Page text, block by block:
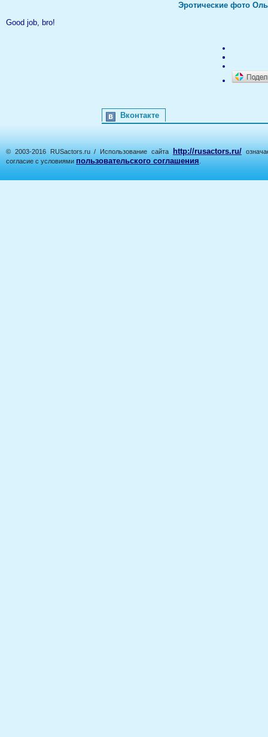
Эротические фото
Good job, bro!
Вконтакте
© 2003-2016 RUSactors.ru / Использование сайта http://rusactors.ru/
согласие с условиями пользовательского соглашения